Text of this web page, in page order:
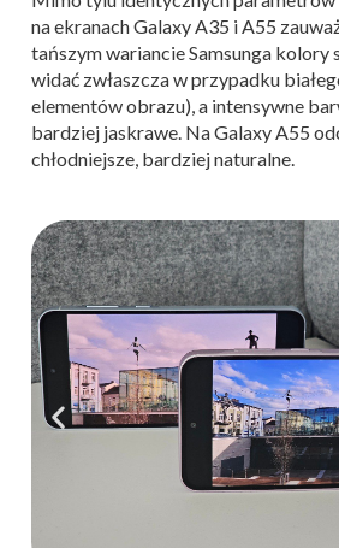
na ekranach Galaxy A35 i A55
tańszym wariancie Samsunga kolory
widać zwłaszcza w przypadku
elementów obrazu), a intensywne
bardziej jaskrawe. Na Galaxy A55
chłodniejsze, bardziej naturalne.